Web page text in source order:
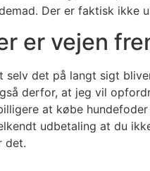
Der er faktisk ikke
er vejen
selv det på langt sigt
derfor, at jeg vil
at købe
udbetaling at du
det.